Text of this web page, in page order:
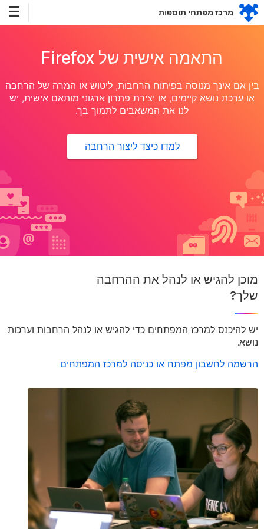
מרכז מפתחי תוספות ☰
התאמה אישית של Firefox
בין אם אינך מנוסה בפיתוח הרחבות, ליטוש או המרה של הרחבה
או ערכת נושא קיימים, או יצירת פתרון ארגוני מותאם אישית, יש
לנו את המשאבים לתמוך בך.
למדו כיצד ליצור הרחבה
מוכן להגיש או לנהל את ההרחבה
שלך?
יש להיכנס למרכז המפתחים כדי להגיש או לנהל הרחבות וערכות
נושא.
הרשמה לחשבון מפתח או כניסה למרכז המפתחים